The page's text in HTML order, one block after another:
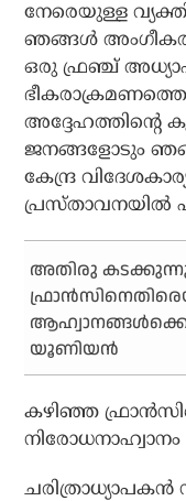
നേരെയുള്ള
ഞങ്ങള്‍
ഒരു ഫ്രഞ്ച്
അദ്ദേഹത്തിന്റെ
ജനങ്ങളോടും
കേന്ദ്ര
പ്രസ്താവനയില്‍
അതിരു
യൂണിയന്‍
കഴിഞ്ഞ
ചരിത്രാധ്യാപകന്‍